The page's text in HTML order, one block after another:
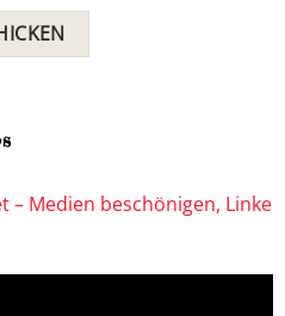
– Medien beschönigen, Linke